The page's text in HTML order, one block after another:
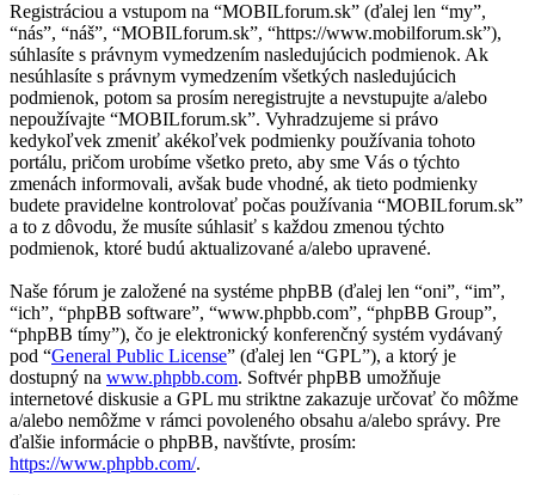
Registráciou a vstupom na “MOBILforum.sk” (ďalej len “my”,
“nás”, “náš”, “MOBILforum.sk”, “https://www.mobilforum.sk”),
súhlasíte s právnym vymedzením nasledujúcich podmienok. Ak
nesúhlasíte s právnym vymedzením všetkých nasledujúcich
podmienok, potom sa prosím neregistrujte a nevstupujte a/alebo
nepoužívajte “MOBILforum.sk”. Vyhradzujeme si právo
kedykoľvek zmeniť akékoľvek podmienky používania tohoto
portálu, pričom urobíme všetko preto, aby sme Vás o týchto
zmenách informovali, avšak bude vhodné, ak tieto podmienky
budete pravidelne kontrolovať počas používania “MOBILforum.sk”
a to z dôvodu, že musíte súhlasiť s každou zmenou týchto
podmienok, ktoré budú aktualizované a/alebo upravené.
Naše fórum je založené na systéme phpBB (ďalej len “oni”, “im”,
“ich”, “phpBB software”, “www.phpbb.com”, “phpBB Group”,
“phpBB tímy”), čo je elektronický konferenčný systém vydávaný
pod “General Public License” (ďalej len “GPL”), a ktorý je
dostupný na www.phpbb.com. Softvér phpBB umožňuje
internetové diskusie a GPL mu striktne zakazuje určovať čo môžme
a/alebo nemôžme v rámci povoleného obsahu a/alebo správy. Pre
ďalšie informácie o phpBB, navštívte, prosím:
https://www.phpbb.com/.